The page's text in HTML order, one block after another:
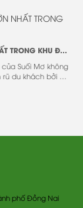
KHÁM PHÁ HỒ NƯỚC NGỌT TỰ NHIÊN LỚN NHẤT TRONG KHU ĐÔNG NAM BỘ
Suối Mơ không
du khách bởi hồ
phố Đồng Nai